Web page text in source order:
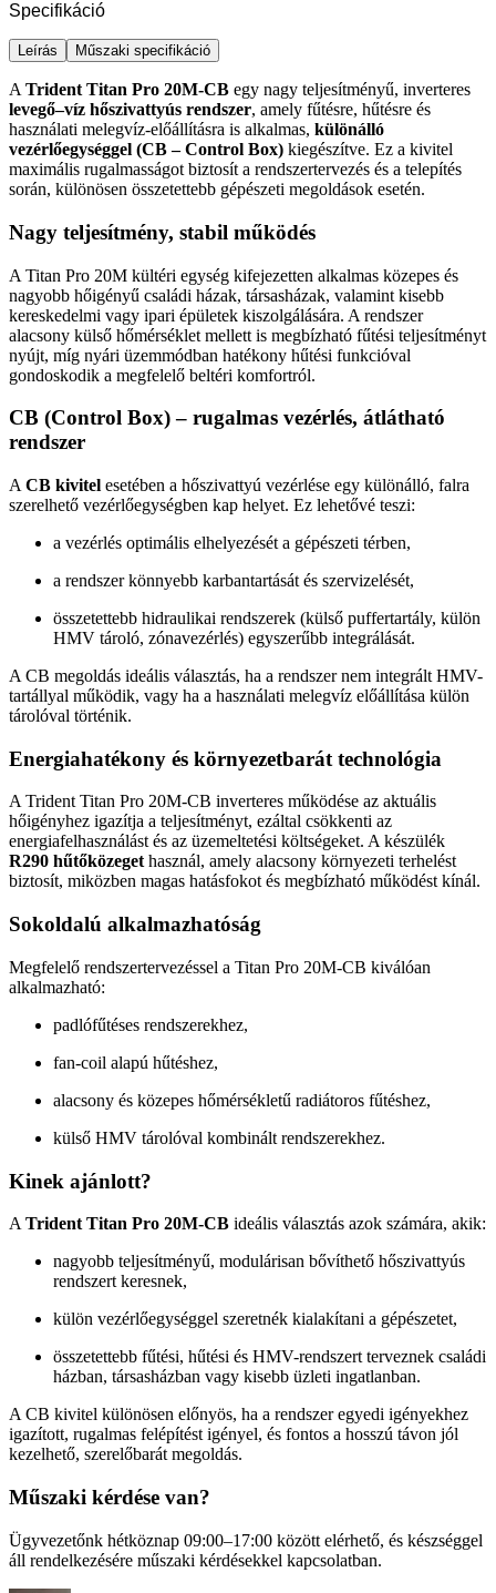
Specifikáció
Leírás Műszaki specifikáció
A Trident Titan Pro 20M-CB egy nagy teljesítményű, inverteres
levegő–víz hőszivattyús rendszer, amely fűtésre, hűtésre és
használati melegvíz-előállításra is alkalmas, különálló
vezérlőegységgel (CB – Control Box) kiegészítve. Ez a kivitel
maximális rugalmasságot biztosít a rendszertervezés és a telepítés
során, különösen összetettebb gépészeti megoldások esetén.
Nagy teljesítmény, stabil működés
A Titan Pro 20M kültéri egység kifejezetten alkalmas közepes és
nagyobb hőigényű családi házak, társasházak, valamint kisebb
kereskedelmi vagy ipari épületek kiszolgálására. A rendszer
alacsony külső hőmérséklet mellett is megbízható fűtési teljesítményt
nyújt, míg nyári üzemmódban hatékony hűtési funkcióval
gondoskodik a megfelelő beltéri komfortról.
CB (Control Box) – rugalmas vezérlés, átlátható
rendszer
A CB kivitel esetében a hőszivattyú vezérlése egy különálló, falra
szerelhető vezérlőegységben kap helyet. Ez lehetővé teszi:
a vezérlés optimális elhelyezését a gépészeti térben,
a rendszer könnyebb karbantartását és szervizelését,
összetettebb hidraulikai rendszerek (külső puffertartály, külön
HMV tároló, zónavezérlés) egyszerűbb integrálását.
A CB megoldás ideális választás, ha a rendszer nem integrált HMV-
tartállyal működik, vagy ha a használati melegvíz előállítása külön
tárolóval történik.
Energiahatékony és környezetbarát technológia
A Trident Titan Pro 20M-CB inverteres működése az aktuális
hőigényhez igazítja a teljesítményt, ezáltal csökkenti az
energiafelhasználást és az üzemeltetési költségeket. A készülék
R290 hűtőközeget használ, amely alacsony környezeti terhelést
biztosít, miközben magas hatásfokot és megbízható működést kínál.
Sokoldalú alkalmazhatóság
Megfelelő rendszertervezéssel a Titan Pro 20M-CB kiválóan
alkalmazható:
padlófűtéses rendszerekhez,
fan-coil alapú hűtéshez,
alacsony és közepes hőmérsékletű radiátoros fűtéshez,
külső HMV tárolóval kombinált rendszerekhez.
Kinek ajánlott?
A Trident Titan Pro 20M-CB ideális választás azok számára, akik:
nagyobb teljesítményű, modulárisan bővíthető hőszivattyús
rendszert keresnek,
külön vezérlőegységgel szeretnék kialakítani a gépészetet,
összetettebb fűtési, hűtési és HMV-rendszert terveznek családi
házban, társasházban vagy kisebb üzleti ingatlanban.
A CB kivitel különösen előnyös, ha a rendszer egyedi igényekhez
igazított, rugalmas felépítést igényel, és fontos a hosszú távon jól
kezelhető, szerelőbarát megoldás.
Műszaki kérdése van?
Ügyvezetőnk hétköznap 09:00–17:00 között elérhető, és készséggel
áll rendelkezésére műszaki kérdésekkel kapcsolatban.